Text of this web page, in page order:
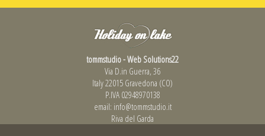
tommstudio - Web Solutions22
Via D.in Guerra, 36
Italy 22015 Gravedona (CO)
P.IVA 02948970138
email: info@tommstudio.it
Riva del Garda